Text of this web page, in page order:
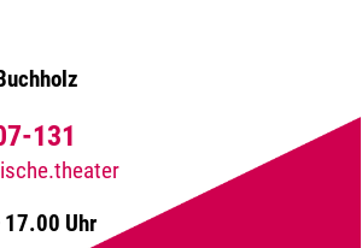
131
17.00 Uhr